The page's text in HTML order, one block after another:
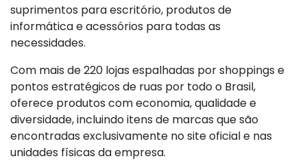
suprimentos para escritório, produtos de
informática e acessórios para todas as
necessidades.
Com mais de 220 lojas espalhadas por shoppings e
pontos estratégicos de ruas por todo o Brasil,
oferece produtos com economia, qualidade e
diversidade, incluindo itens de marcas que são
encontradas exclusivamente no site oficial e nas
unidades físicas da empresa.